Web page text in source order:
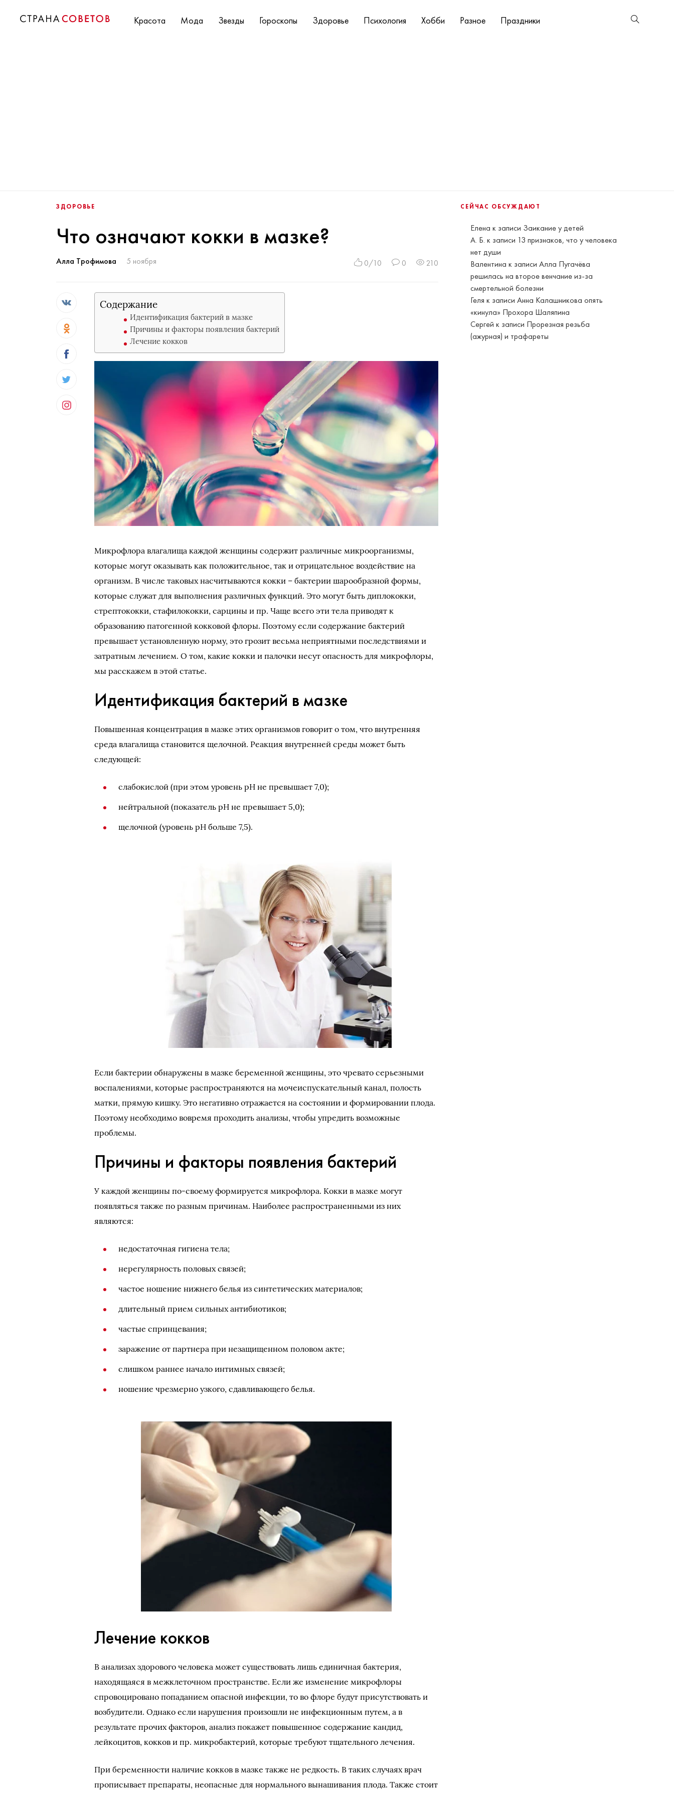
Красота Мода Звезды Гороскопы Здоровье Психология Хобби Разное Праздники
СЕЙЧАС ОБСУЖДАЮТ
Елена к записи Заикание у детей
А. Б. к записи 13 признаков, что у человека
нет души
Валентина к записиАлла Пугачёва
решилась на второе венчание из-за
смертельной болезни
Геля к записиАнна Калашникова опять
«кинула» Прохора Шаляпина
Сергей к записи Прорезная резьба
(ажурная) и трафареты
ЗДОРОВЬЕ
Что означают кокки в мазке?
Алла Трофимова 5 ноября 0/10 0 210
Содержание
Идентификация бактерий в мазке
Причины и факторы появления бактерий
Лечение кокков
Микрофлора влагалища каждой женщины содержит различные микроорганизмы,
которые могут оказывать как положительное, так и отрицательное воздействие на
организм. В числе таковых насчитываются кокки – бактерии шарообразной формы,
которые служат для выполнения различных функций. Это могут быть диплококки,
стрептококки, стафилококки, сарцины и пр. Чаще всего эти тела приводят к
образованию патогенной кокковой флоры. Поэтому если содержание бактерий
превышает установленную норму, это грозит весьма неприятными последствиями и
затратным лечением. О том, какие кокки и палочки несут опасность для микрофлоры,
мы расскажем в этой статье.
Идентификация бактерий в мазке
Повышенная концентрация в мазке этих организмов говорит о том, что внутренняя
среда влагалища становится щелочной. Реакция внутренней среды может быть
следующей:
слабокислой (при этом уровень рН не превышает 7,0);
нейтральной (показатель рН не превышает 5,0);
щелочной (уровень рН больше 7,5).
Если бактерии обнаружены в мазке беременной женщины, это чревато серьезными
воспалениями, которые распространяются на мочеиспускательный канал, полость
матки, прямую кишку. Это негативно отражается на состоянии и формировании плода.
Поэтому необходимо вовремя проходить анализы, чтобы упредить возможные
проблемы.
Причины и факторы появления бактерий
У каждой женщины по-своему формируется микрофлора. Кокки в мазке могут
появляться также по разным причинам. Наиболее распространенными из них
являются:
недостаточная гигиена тела;
нерегулярность половых связей;
частое ношение нижнего белья из синтетических материалов;
длительный прием сильных антибиотиков;
частые спринцевания;
заражение от партнера при незащищенном половом акте;
слишком раннее начало интимных связей;
ношение чрезмерно узкого, сдавливающего белья.
Лечение кокков
В анализах здорового человека может существовать лишь единичная бактерия,
находящаяся в межклеточном пространстве. Если же изменение микрофлоры
спровоцировано попаданием опасной инфекции, то во флоре будут присутствовать и
возбудители. Однако если нарушения произошли не инфекционным путем, а в
результате прочих факторов, анализ покажет повышенное содержание кандид,
лейкоцитов, кокков и пр. микробактерий, которые требуют тщательного лечения.
При беременности наличие кокков в мазке также не редкость. В таких случаях врач
прописывает препараты, неопасные для нормального вынашивания плода. Также стоит